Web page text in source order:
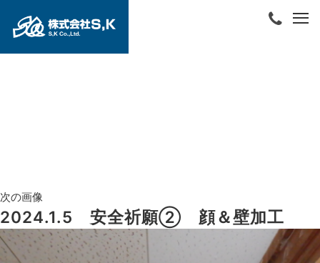
次の画像
2024.1.5 安全祈願➁ 顔＆壁加工